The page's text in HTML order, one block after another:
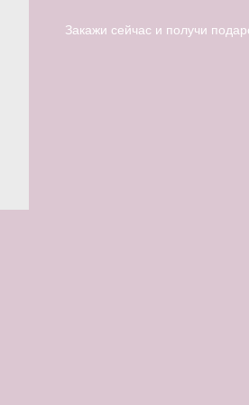
Закажи сейчас и получи